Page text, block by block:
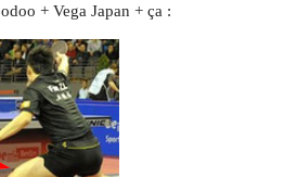
+ Vega Japan + ça :